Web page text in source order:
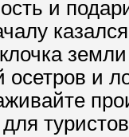
и
осетров и